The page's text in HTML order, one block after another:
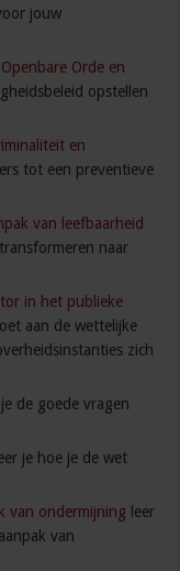
jouw
Orde en
opstellen
en
tot een preventieve
van leefbaarheid
naar
in het publieke
aan de wettelijke
zich
je de goede vragen
je hoe je de wet
van ondermijning leer
van